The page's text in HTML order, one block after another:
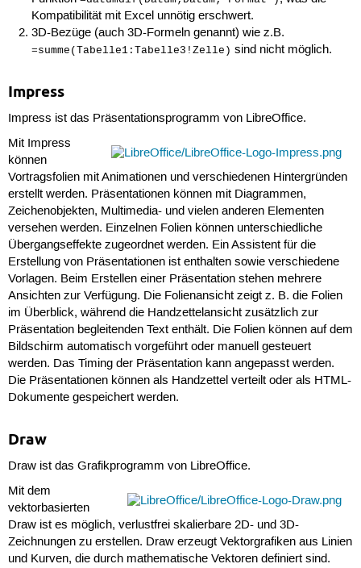
Kompatibilität mit Excel unnötig erschwert.
3D-Bezüge (auch 3D-Formeln genannt) wie z.B.
=summe(Tabelle1:Tabelle3!Zelle) sind nicht möglich.
Impress
Impress ist das Präsentationsprogramm von LibreOffice.
Mit Impress
können
Vortragsfolien mit Animationen und verschiedenen Hintergründen
erstellt werden. Präsentationen können mit Diagrammen,
Zeichenobjekten, Multimedia- und vielen anderen Elementen
versehen werden. Einzelnen Folien können unterschiedliche
Übergangseffekte zugeordnet werden. Ein Assistent für die
Erstellung von Präsentationen ist enthalten sowie verschiedene
Vorlagen. Beim Erstellen einer Präsentation stehen mehrere
Ansichten zur Verfügung. Die Folienansicht zeigt z. B. die Folien
im Überblick, während die Handzettelansicht zusätzlich zur
Präsentation begleitenden Text enthält. Die Folien können auf dem
Bildschirm automatisch vorgeführt oder manuell gesteuert
werden. Das Timing der Präsentation kann angepasst werden.
Die Präsentationen können als Handzettel verteilt oder als HTML-
Dokumente gespeichert werden.
Draw
Draw ist das Grafikprogramm von LibreOffice.
Mit dem
vektorbasierten
Draw ist es möglich, verlustfrei skalierbare 2D- und 3D-
Zeichnungen zu erstellen. Draw erzeugt Vektorgrafiken aus Linien
und Kurven, die durch mathematische Vektoren definiert sind.